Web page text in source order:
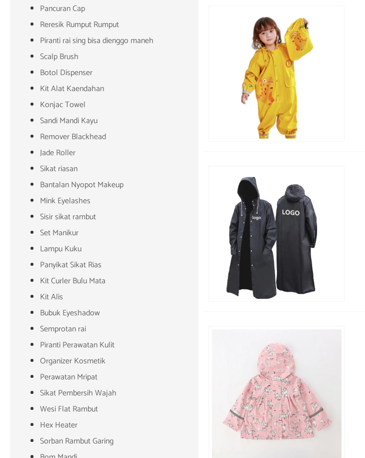
Pancuran Cap
Reresik Rumput Rumput
Piranti rai sing bisa dienggo maneh
Scalp Brush
Botol Dispenser
Kit Alat Kaendahan
Konjac Towel
Sandi Mandi Kayu
Remover Blackhead
Jade Roller
Sikat riasan
Bantalan Nyopot Makeup
Mink Eyelashes
Sisir sikat rambut
Set Manikur
Lampu Kuku
Panyikat Sikat Rias
Kit Curler Bulu Mata
Kit Alis
Bubuk Eyeshadow
Semprotan rai
Piranti Perawatan Kulit
Organizer Kosmetik
Perawatan Mripat
Sikat Pembersih Wajah
Wesi Flat Rambut
Hex Heater
Sorban Rambut Garing